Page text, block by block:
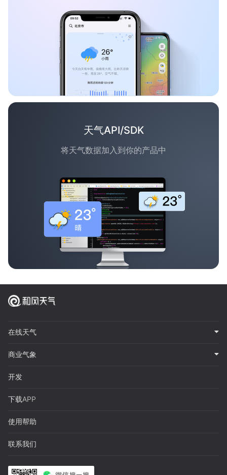
天气API/SDK
将天气数据加入到你的产品中
在线天气
商业气象
开发
下载APP
使用帮助
联系我们